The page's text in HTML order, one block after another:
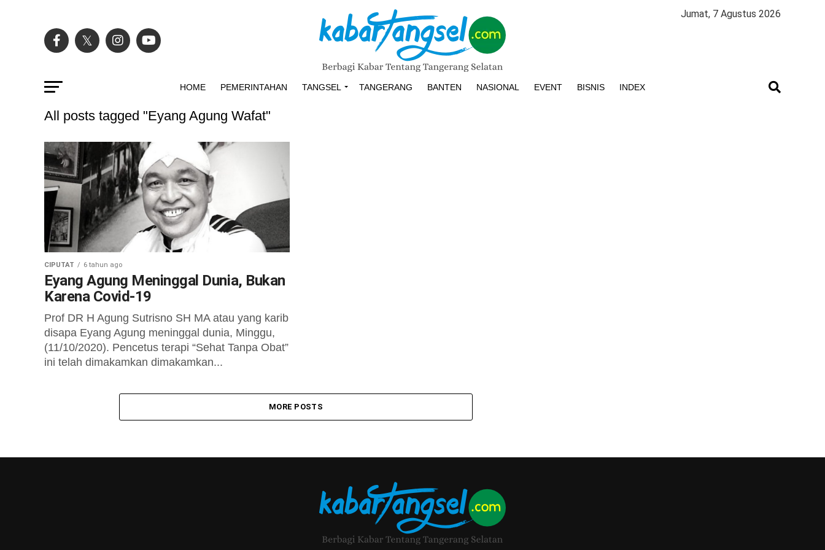
Jumat, 7 Agustus 2026
HOME PEMERINTAHAN TANGSEL TANGERANG BANTEN NASIONAL EVENT BISNIS INDEX
All posts tagged "Eyang Agung Wafat"
CIPUTAT 6 tahun ago
Eyang Agung Meninggal Dunia, Bukan
Karena Covid-19
Prof DR H Agung Sutrisno SH MA atau yang karib
disapa Eyang Agung meninggal dunia, Minggu,
(11/10/2020). Pencetus terapi “Sehat Tanpa Obat”
ini telah dimakamkan dimakamkan...
MORE POSTS